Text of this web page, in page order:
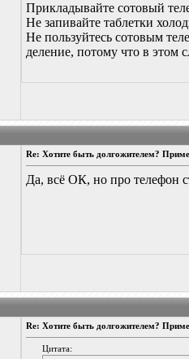
Прикладывайте сотовый
Не запивайте таблетки
Не пользуйтесь сотовым
деление, потому что в этом
Re: Хотите быть долгожителем?
Да, всё ОК, но про телефон
Re: Хотите быть долгожителем?
Цитата: